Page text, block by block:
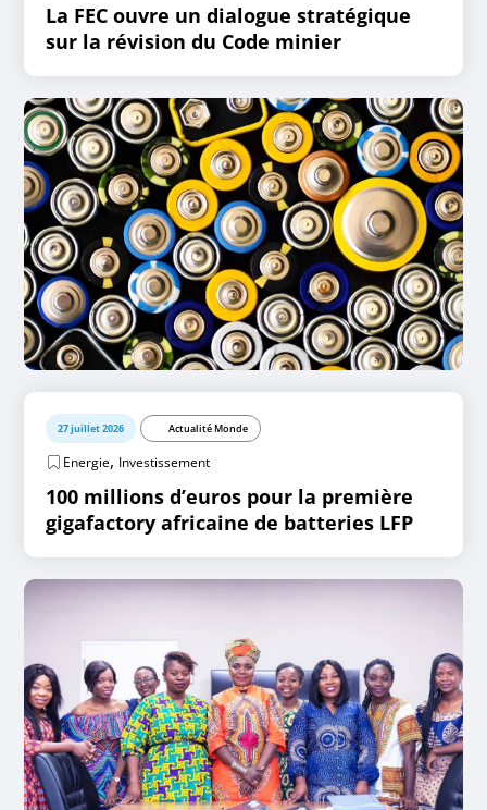
La FEC ouvre un dialogue stratégique
sur la révision du Code minier
27 juillet 2026 Actualité Monde
Energie, Investissement
100 millions d’euros pour la première
gigafactory africaine de batteries LFP